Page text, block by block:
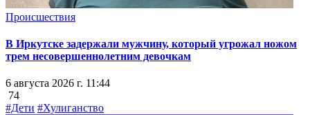
Происшествия
В Иркутске задержали мужчину, который угрожал ножом
трем несовершеннолетним девочкам
6 августа 2026 г. 11:44
74
#Дети #Хулиганство